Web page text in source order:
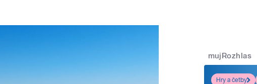
mujRozhlas
Hry a četby